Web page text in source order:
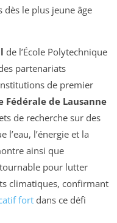
dès le plus jeune âge
de l’École Polytechnique
partenariats
de premier
Fédérale de Lausanne
de recherche sur des
l’énergie et la
ainsi que
pour lutter
climatiques, confirmant
fort dans ce défi